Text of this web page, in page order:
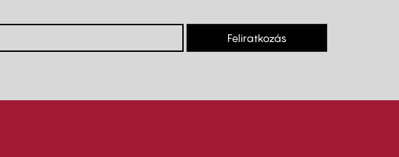
Feliratkozás